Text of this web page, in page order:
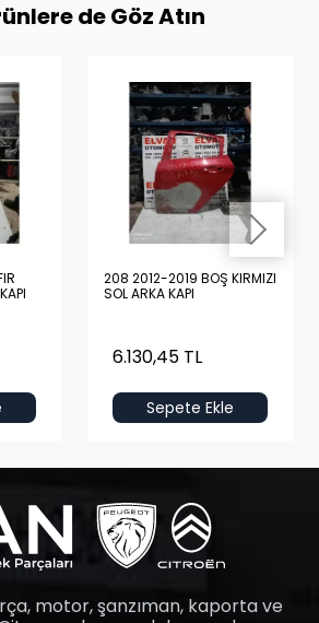
de Göz Atın
208 2012-2019 BOŞ KIRMIZI
SOL ARKA KAPI
6.130,45 TL
Sepete Ekle
motor, şanzıman, kaporta ve